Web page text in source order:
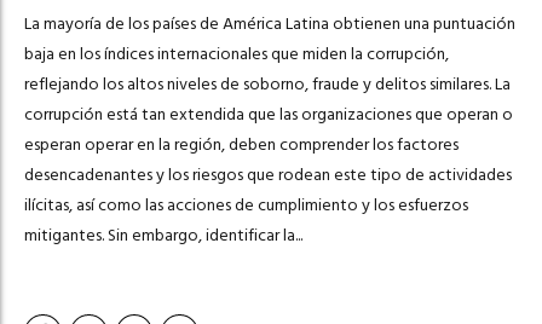
La mayoría de los países de América Latina obtienen una puntuación
baja en los índices internacionales que miden la corrupción,
reflejando los altos niveles de soborno, fraude y delitos similares. La
corrupción está tan extendida que las organizaciones que operan o
esperan operar en la región, deben comprender los factores
desencadenantes y los riesgos que rodean este tipo de actividades
ilícitas, así como las acciones de cumplimiento y los esfuerzos
mitigantes. Sin embargo, identificar la...